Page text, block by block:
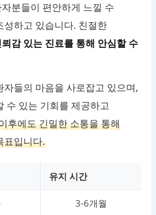
분들이 편안하게 느낄 수
하고 있습니다. 친절한
감 있는 진료를 통해 안심할 수
들의 마음을 사로잡고 있으며,
수 있는 기회를 제공하고
후에도 긴밀한 소통을 통해
표입니다.
유지 시간
3-6개월